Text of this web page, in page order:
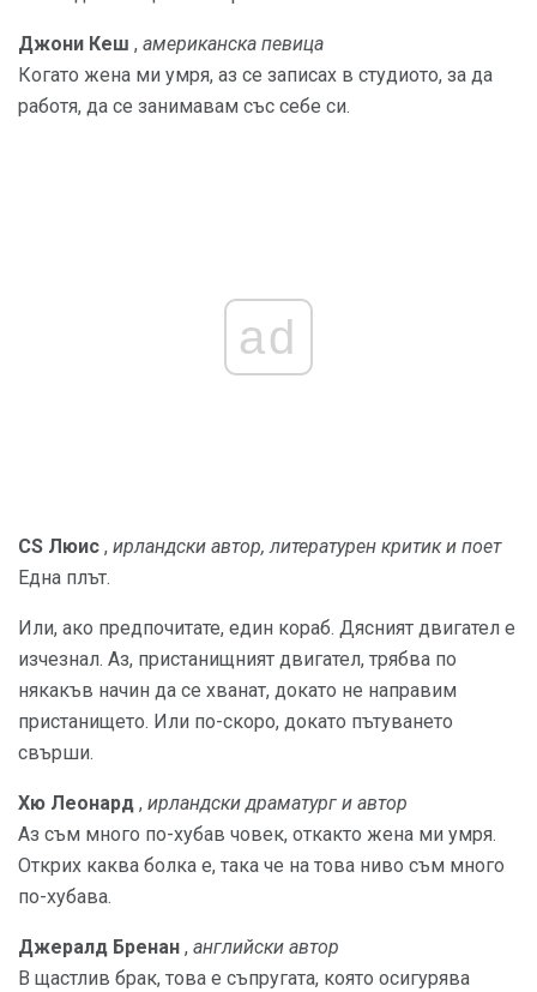
Джони Кеш , американска певица
Когато жена ми умря, аз се записах в студиото, за да
работя, да се занимавам със себе си.
ad
CS Люис , ирландски автор, литературен критик и поет
Една плът.
Или, ако предпочитате, един кораб. Дясният двигател е
изчезнал. Аз, пристанищният двигател, трябва по
някакъв начин да се хванат, докато не направим
пристанището. Или по-скоро, докато пътуването
свърши.
Хю Леонард , ирландски драматург и автор
Аз съм много по-хубав човек, откакто жена ми умря.
Открих каква болка е, така че на това ниво съм много
по-хубава.
Джералд Бренан , английски автор
В щастлив брак, това е съпругата, която осигурява